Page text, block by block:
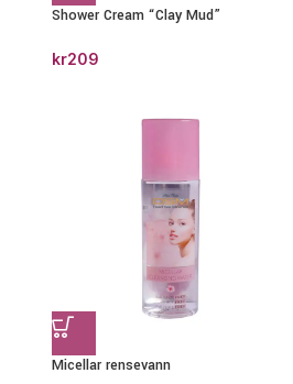
Shower Cream “Clay Mud”
kr209
Micellar rensevann